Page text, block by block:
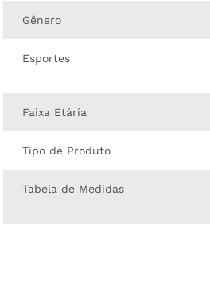
Gênero
Esportes
Faixa Etária
Tipo de Produto
Tabela de Medidas